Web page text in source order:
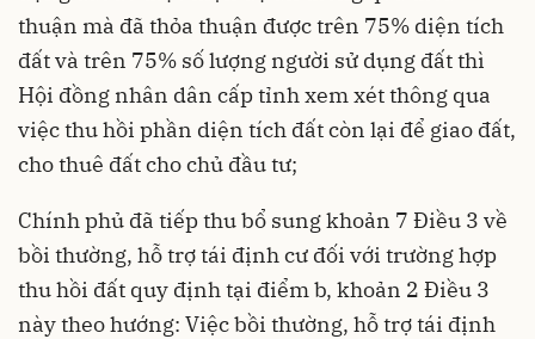
thuận mà đã thỏa thuận được trên 75% diện tích
đất và trên 75% số lượng người sử dụng đất thì
Hội đồng nhân dân cấp tỉnh xem xét thông qua
việc thu hồi phần diện tích đất còn lại để giao đất,
cho thuê đất cho chủ đầu tư;
Chính phủ đã tiếp thu bổ sung khoản 7 Điều 3 về
bồi thường, hỗ trợ tái định cư đối với trường hợp
thu hồi đất quy định tại điểm b, khoản 2 Điều 3
này theo hướng: Việc bồi thường, hỗ trợ tái định